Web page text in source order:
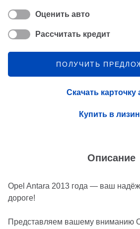
Описание
Opel Antara 2013 года — ваш
дороге!
Представляем вашему вниманию
Оценить авто
Рассчитать кредит
ПОЛУЧИТЬ
Скачать карточку
Купить в